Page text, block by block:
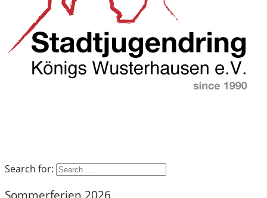
Search for:
Sommerferien 2026